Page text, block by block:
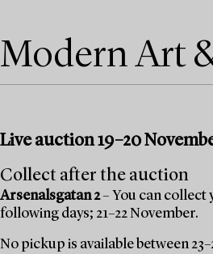
Modern Art
Live auction 19–20
Collect after the auction
Arsenalsgatan 2– You can collect
following days; 21–22 November.
No pickup is available between